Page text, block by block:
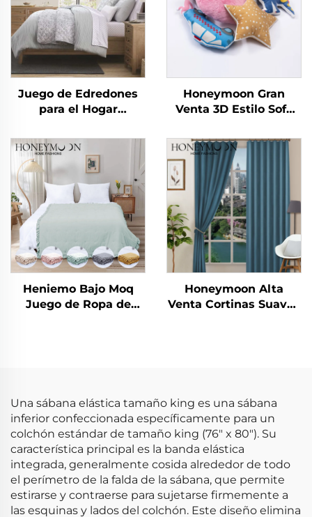
Juego de Edredones
para el Hogar
CozyLux Edredón de
Sarga Rizada
Honeymoon Gran
Venta 3D Estilo Sofá
Fundas de Almohadón
para el Hogar para
Dormitorio
Heniemo Bajo Moq
Juego de Ropa de
Honeymoon Alta
Venta Cortinas Suaves
Una sábana elástica tamaño king es una sábana
inferior confeccionada específicamente para un
colchón estándar de tamaño king (76" x 80"). Su
característica principal es la banda elástica
integrada, generalmente cosida alrededor de todo
el perímetro de la falda de la sábana, que permite
estirarse y contraerse para sujetarse firmemente a
las esquinas y lados del colchón. Este diseño elimina